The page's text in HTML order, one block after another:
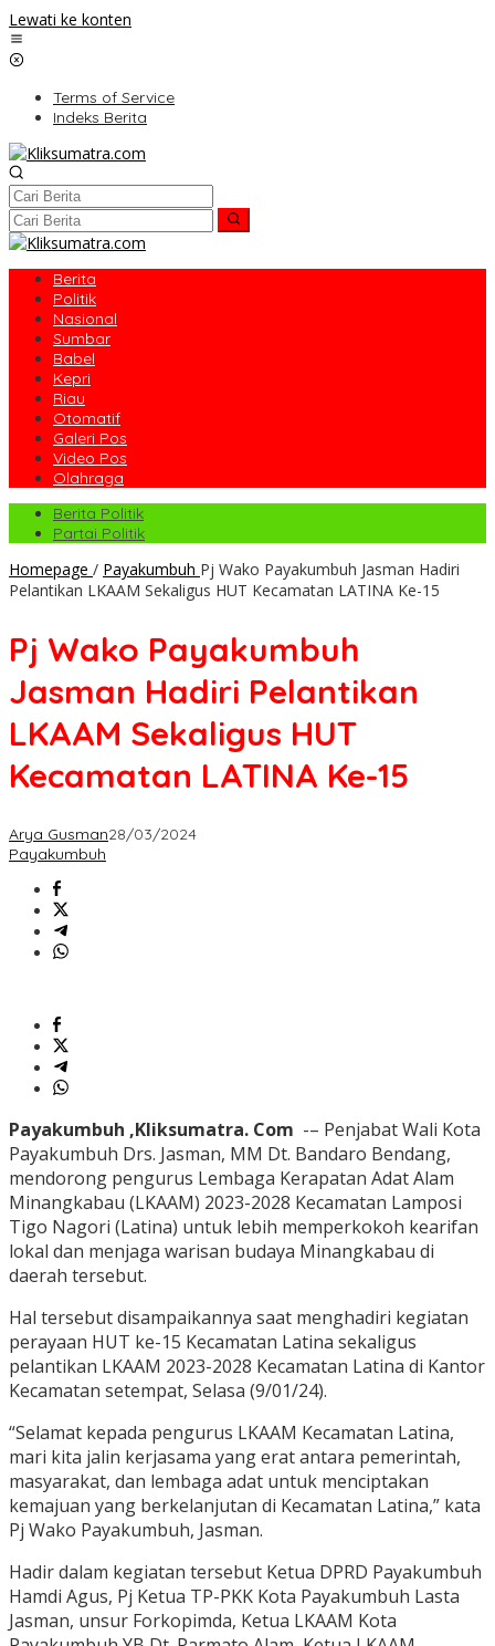
Lewati ke konten
Terms of Service
Indeks Berita
Berita
Politik
Nasional
Sumbar
Babel
Kepri
Riau
Otomatif
Galeri Pos
Video Pos
Olahraga
Berita Politik
Partai Politik
Homepage / Payakumbuh Pj Wako Payakumbuh Jasman Hadiri
Pelantikan LKAAM Sekaligus HUT Kecamatan LATINA Ke-15
Pj Wako Payakumbuh
Jasman Hadiri Pelantikan
LKAAM Sekaligus HUT
Kecamatan LATINA Ke-15
Arya Gusman28/03/2024
Payakumbuh
Payakumbuh ,Kliksumatra. Com -– Penjabat Wali Kota
Payakumbuh Drs. Jasman, MM Dt. Bandaro Bendang,
mendorong pengurus Lembaga Kerapatan Adat Alam
Minangkabau (LKAAM) 2023-2028 Kecamatan Lamposi
Tigo Nagori (Latina) untuk lebih memperkokoh kearifan
lokal dan menjaga warisan budaya Minangkabau di
daerah tersebut.
Hal tersebut disampaikannya saat menghadiri kegiatan
perayaan HUT ke-15 Kecamatan Latina sekaligus
pelantikan LKAAM 2023-2028 Kecamatan Latina di Kantor
Kecamatan setempat, Selasa (9/01/24).
“Selamat kepada pengurus LKAAM Kecamatan Latina,
mari kita jalin kerjasama yang erat antara pemerintah,
masyarakat, dan lembaga adat untuk menciptakan
kemajuan yang berkelanjutan di Kecamatan Latina,” kata
Pj Wako Payakumbuh, Jasman.
Hadir dalam kegiatan tersebut Ketua DPRD Payakumbuh
Hamdi Agus, Pj Ketua TP-PKK Kota Payakumbuh Lasta
Jasman, unsur Forkopimda, Ketua LKAAM Kota